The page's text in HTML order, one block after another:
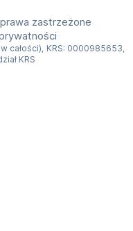
zastrzeżone
w całości), KRS: 0000985653,
KRS